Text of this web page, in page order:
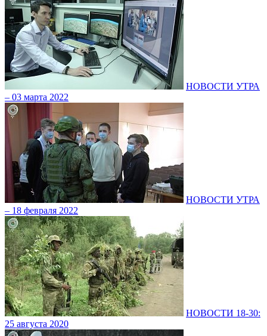
НОВОСТИ УТРА
– 03 марта 2022
НОВОСТИ УТРА
– 18 февраля 2022
НОВОСТИ 18-30:
25 августа 2020